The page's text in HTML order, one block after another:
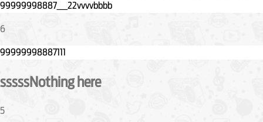
6
sssssNothing here
5